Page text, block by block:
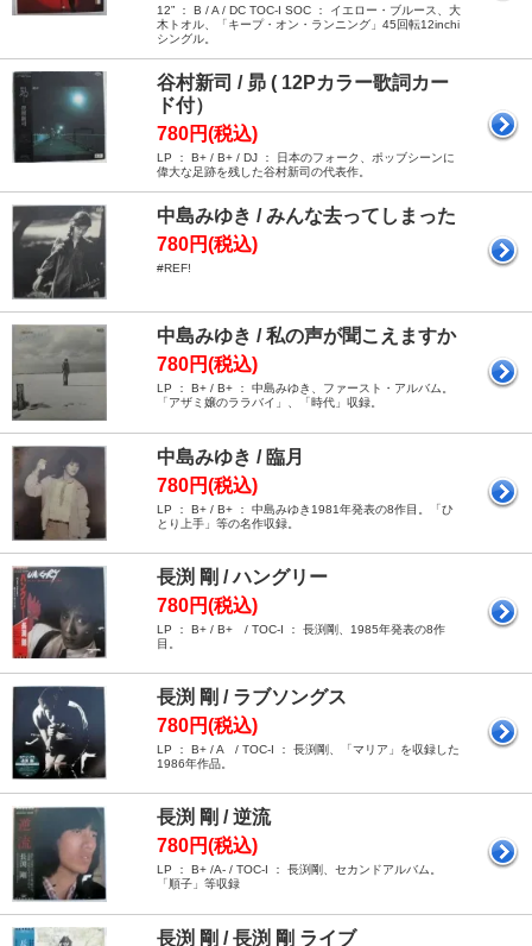
12” ： B / A / DC TOC-I SOC ： イエロー・ブルース、大
木トオル、「キープ・オン・ランニング」45回転12inchi
シングル。
谷村新司 / 昴 ( 12Pカラー歌詞カー
ド付）
780円(税込)
LP ： B+ / B+ / DJ ： 日本のフォーク、ポッブシーンに
偉大な足跡を残した谷村新司の代表作。
中島みゆき / みんな去ってしまった
780円(税込)
#REF!
中島みゆき / 私の声が聞こえますか
780円(税込)
LP ： B+ / B+ ： 中島みゆき、ファースト・アルバム。
「アザミ嬢のララバイ」、「時代」収録。
中島みゆき / 臨月
780円(税込)
LP ： B+ / B+ ： 中島みゆき1981年発表の8作目。「ひ
とり上手」等の名作収録。
長渕 剛 / ハングリー
780円(税込)
LP ： B+ / B+ / TOC-I ： 長渕剛、1985年発表の8作
目。
長渕 剛 / ラブソングス
780円(税込)
LP ： B+ / A / TOC-I ： 長渕剛、「マリア」を収録した
1986年作品。
長渕 剛 / 逆流
780円(税込)
LP ： B+ /A- / TOC-I ： 長渕剛、セカンドアルバム。
「順子」等収録
長渕 剛 / 長渕 剛 ライブ